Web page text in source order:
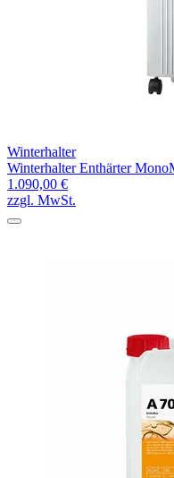
Winterhalter
Winterhalter Enthärter
1.090,00 €
zzgl. MwSt.